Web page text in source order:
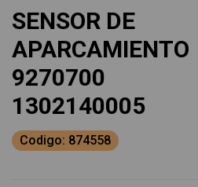
SENSOR DE
APARCAMIENTO
9270700
1302140005
Codigo: 874558